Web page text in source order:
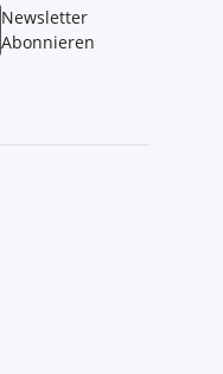
Newsletter
Abonnieren